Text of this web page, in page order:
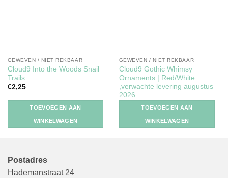
GEWEVEN / NIET REKBAAR
Cloud9 Into the Woods Snail
Trails
€2,25
TOEVOEGEN AAN
WINKELWAGEN
GEWEVEN / NIET REKBAAR
Cloud9 Gothic Whimsy
Ornaments | Red/White
,verwachte levering augustus
2026
TOEVOEGEN AAN
WINKELWAGEN
Postadres
Hademanstraat 24